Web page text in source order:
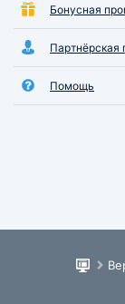
Бонусная
Партнёрская
Помощь